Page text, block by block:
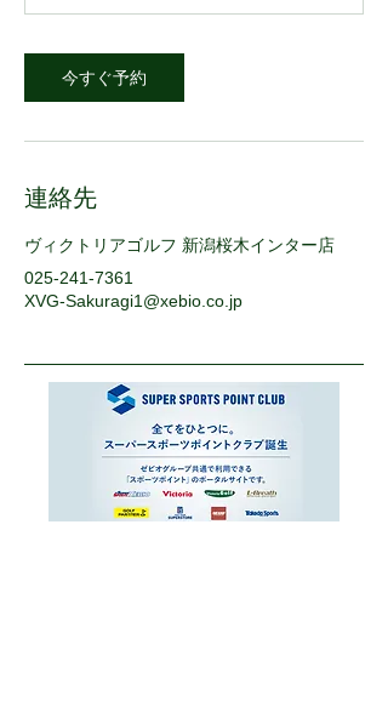
今すぐ予約
連絡先
ヴィクトリアゴルフ 新潟桜木インター店
025-241-7361
XVG-Sakuragi1@xebio.co.jp